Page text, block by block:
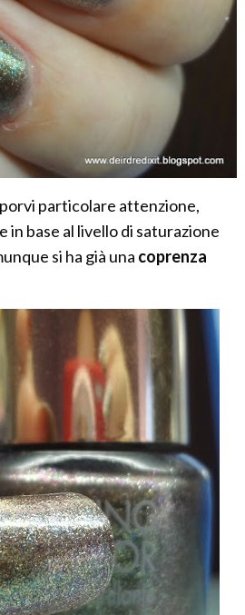
particolare attenzione,
base al livello di saturazione
si ha già una coprenza